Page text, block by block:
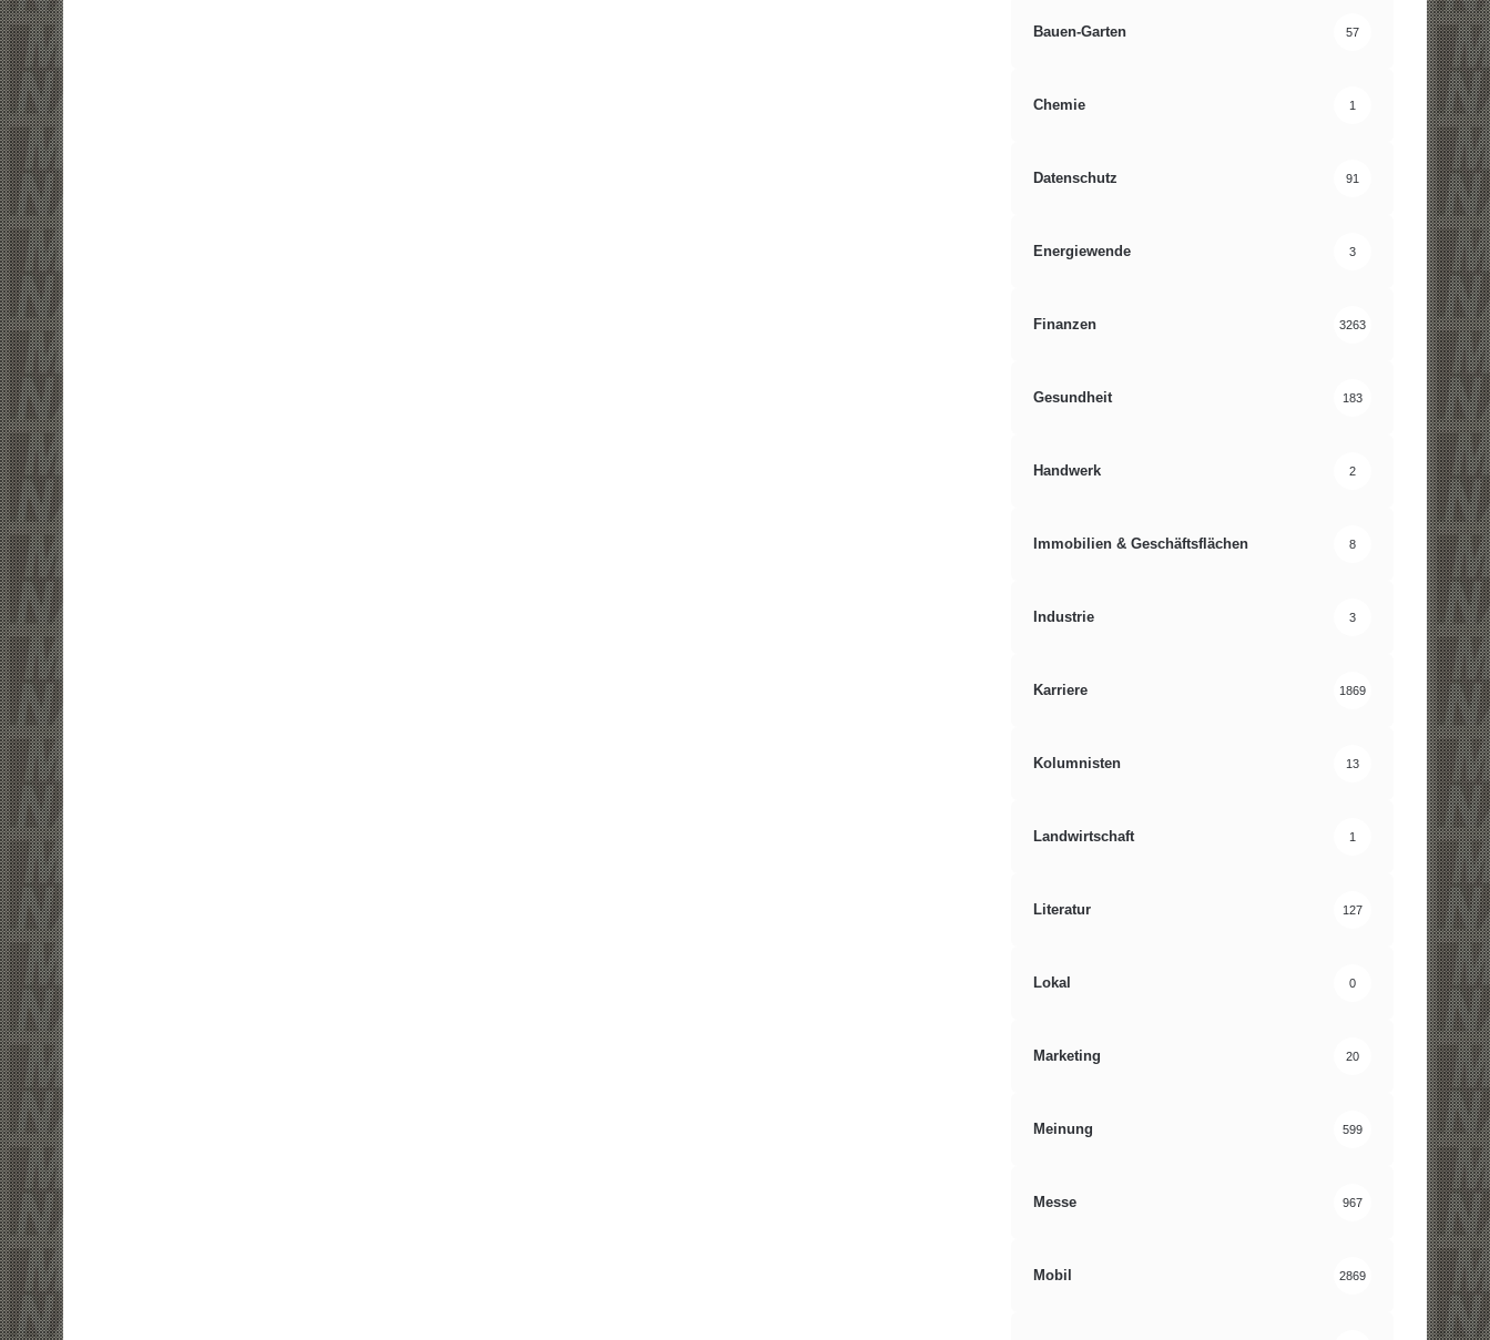
Bauen-Garten 57
Chemie 1
Datenschutz 91
Energiewende 3
Finanzen 3263
Gesundheit 183
Handwerk 2
Immobilien & Geschäftsflächen 8
Industrie 3
Karriere 1869
Kolumnisten 13
Landwirtschaft 1
Literatur 127
Lokal 0
Marketing 20
Meinung 599
Messe 967
Mobil 2869